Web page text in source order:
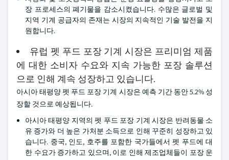
장 프로세스의 폐기물을 감소시켰습니다. 수많은 글로벌 및
지역 기계 공급자의 존재는 시장의 지속적인 기술 발전을 지
원합니다.
유럽 펫 푸드 포장 기계 시장은 프리미엄 제품
에 대한 소비자 수요와 지속 가능한 포장 솔루션
으로 인해 계속 성장하고 있습니다.
아시아 태평양 펫 푸드 포장 기계 시장은 예측 기간 동안 5.2% 성
장할 것으로 예상됩니다.
아시아 태평양 지역의 펫 푸드 포장 기계 시장은 반려동물 소
유 증가와 더 높은 가처분 소득으로 인해 꾸준히 성장하고 있
습니다. 중국, 인도, 호주를 포함한 국가들에서 펫 푸드에 대
한 수요가 증가하고 있으며, 이로 인해 제조업체들이 포장 운